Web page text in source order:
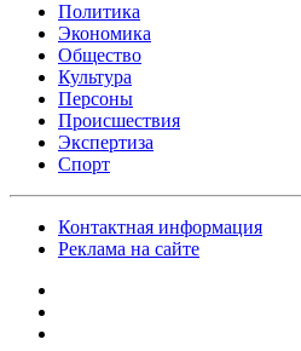
Политика
Экономика
Общество
Культура
Персоны
Происшествия
Экспертиза
Спорт
Контактная информация
Реклама на сайте